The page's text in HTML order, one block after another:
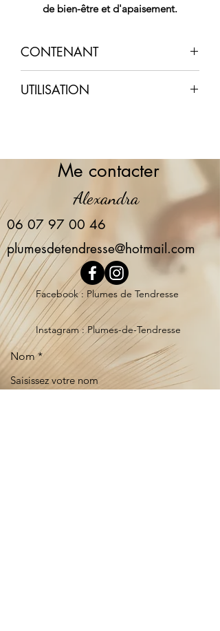
de bien-être et d'apaisement.
CONTENANT
UTILISATION
Me contacter
Alexandra
06 07 97 00 46
plumesdetendresse@hotmail.com
Facebook : Plumes de Tendresse
Instagram : Plumes-de-Tendresse
Nom